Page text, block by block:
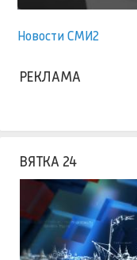
Новости СМИ2
РЕКЛАМА
ВЯТКА 24